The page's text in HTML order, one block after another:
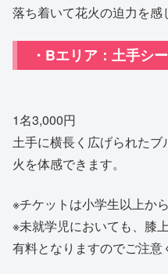
落ち着いて花火の迫力を感
・Bエリア：土手シ
1名3,000円
土手に横長く広げられた
火を体感できます。
※チケットは小学生以上か
※未就学児においても、膝
有料となりますのでご注意